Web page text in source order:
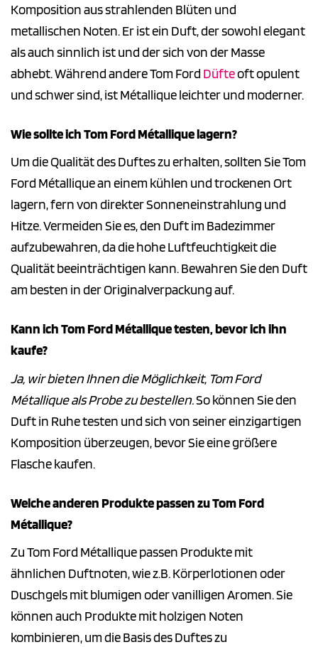
Komposition aus strahlenden Blüten und
metallischen Noten. Er ist ein Duft, der sowohl elegant
als auch sinnlich ist und der sich von der Masse
abhebt. Während andere Tom Ford Düfteoft opulent
und schwer sind, ist Métallique leichter und moderner.
Wie sollte ich Tom Ford Métallique lagern?
Um die Qualität des Duftes zu erhalten, sollten Sie Tom
Ford Métallique an einem kühlen und trockenen Ort
lagern, fern von direkter Sonneneinstrahlung und
Hitze. Vermeiden Sie es, den Duft im Badezimmer
aufzubewahren, da die hohe Luftfeuchtigkeit die
Qualität beeinträchtigen kann. Bewahren Sie den Duft
am besten in der Originalverpackung auf.
Kann ich Tom Ford Métallique testen, bevor ich ihn
kaufe?
Ja, wir bieten Ihnen die Möglichkeit, Tom Ford
Métallique als Probe zu bestellen.So können Sie den
Duft in Ruhe testen und sich von seiner einzigartigen
Komposition überzeugen, bevor Sie eine größere
Flasche kaufen.
Welche anderen Produkte passen zu Tom Ford
Métallique?
Zu Tom Ford Métallique passen Produkte mit
ähnlichen Duftnoten, wie z.B. Körperlotionen oder
Duschgels mit blumigen oder vanilligen Aromen. Sie
können auch Produkte mit holzigen Noten
kombinieren, um die Basis des Duftes zu